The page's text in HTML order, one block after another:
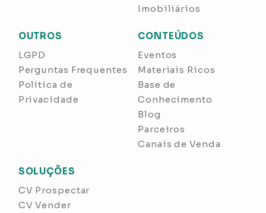
Imobiliários
OUTROS
LGPD
Perguntas Frequentes
Política de
Privacidade
CONTEÚDOS
Eventos
Materiais Ricos
Base de
Conhecimento
Blog
Parceiros
Canais de Venda
SOLUÇÕES
CV Prospectar
CV Vender